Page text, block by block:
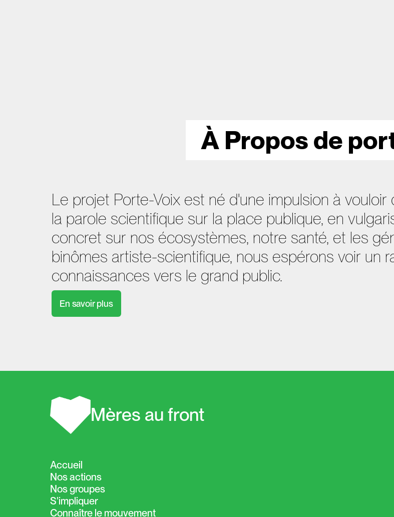
À Propos de
Le projet Porte-Voix est né d'une impulsion à
la parole scientifique sur la place publique, en
concret sur nos écosystèmes, notre santé, et les
binômes artiste-scientifique, nous espérons voir un
connaissances vers le grand public.
En savoir plus
Mères au front
Accueil
Nos actions
Nos groupes
S'impliquer
Connaître le mouvement